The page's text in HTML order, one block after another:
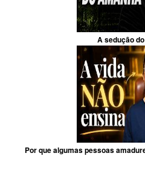
A sedução
Por que algumas pessoas